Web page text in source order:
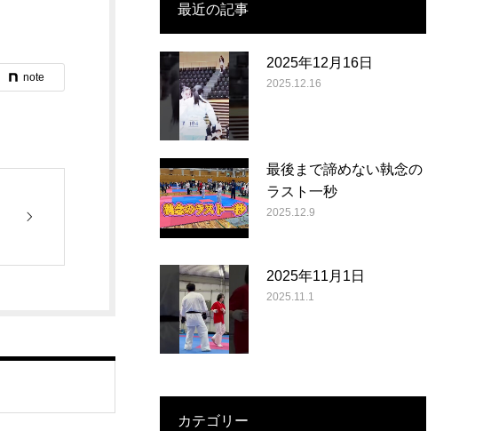
note
最近の記事
2025年12月16日
2025.12.16
最後まで諦めない執念の
ラスト一秒
2025.12.9
2025年11月1日
2025.11.1
カテゴリー